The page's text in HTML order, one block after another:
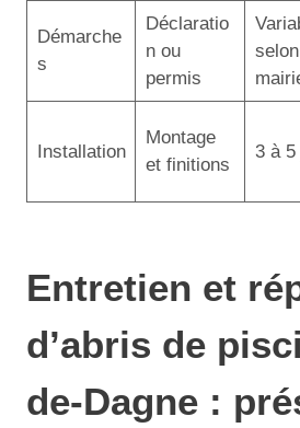
Démarche
s
Déclaratio
n ou
permis
selon
Installation
Montage
et finitions
3 à 5
Entretien et
d’abris de
de-Dagne :